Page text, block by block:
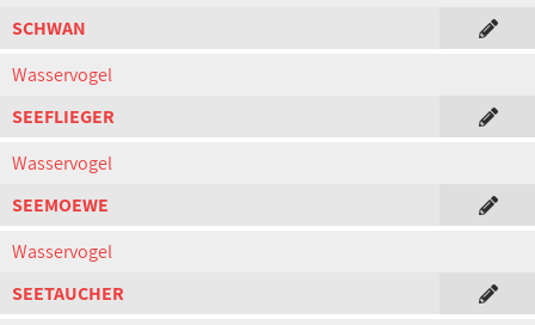
SCHWAN
Wasservogel
SEEFLIEGER
Wasservogel
SEEMOEWE
Wasservogel
SEETAUCHER